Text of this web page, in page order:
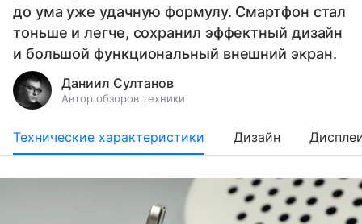
до ума уже удачную формулу. Смартфон стал
тоньше и легче, сохранил эффектный дизайн
и большой функциональный внешний экран.
Даниил Султанов
Автор обзоров техники
Технические характеристики Дизайн